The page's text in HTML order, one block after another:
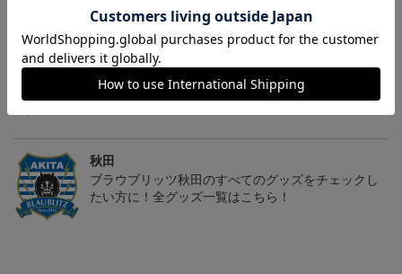
秋田
こだわりのデザインに注目！タオルマフラーは応援
の必須アイテム！
秋田
ブラウブリッツ秋田のすべてのグッズをチェックし
たい方に！全グッズ一覧はこちら！